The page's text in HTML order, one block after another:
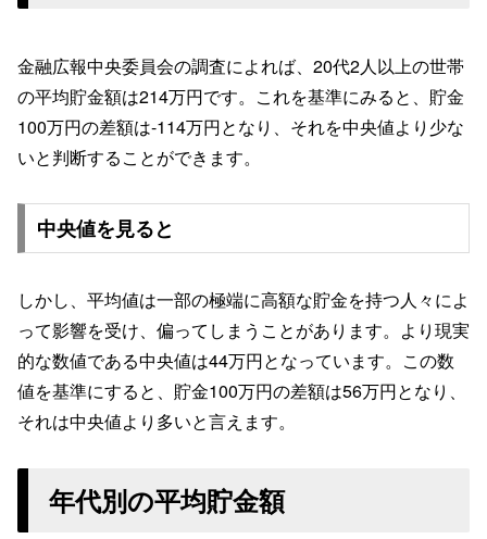
金融広報中央委員会の調査によれば、20代2人以上の世帯
の平均貯金額は214万円です。これを基準にみると、貯金
100万円の差額は-114万円となり、それを中央値より少な
いと判断することができます。
中央値を見ると
しかし、平均値は一部の極端に高額な貯金を持つ人々によ
って影響を受け、偏ってしまうことがあります。より現実
的な数値である中央値は44万円となっています。この数
値を基準にすると、貯金100万円の差額は56万円となり、
それは中央値より多いと言えます。
年代別の平均貯金額